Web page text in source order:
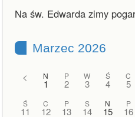
Na św. Edwarda zimy
Marzec 2026
< N
1
P
2
W
3
Ś
4
C
5
Ś
11
C
12
P
13
S
14
N
15
P
16